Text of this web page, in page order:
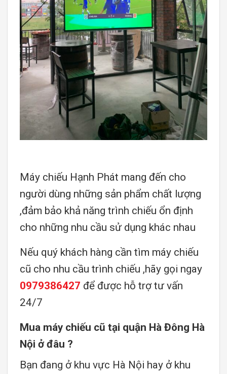
Máy chiếu Hạnh Phát mang đến cho
người dùng những sản phẩm chất lượng
,đảm bảo khả năng trình chiếu ổn định
cho những nhu cầu sử dụng khác nhau
Nếu quý khách hàng cần tìm máy chiếu
cũ cho nhu cầu trình chiếu ,hãy gọi ngay
0979386427 để được hỗ trợ tư vấn
24/7
Mua máy chiếu cũ tại quận Hà Đông Hà
Nội ở đâu ?
Bạn đang ở khu vực Hà Nội hay ở khu